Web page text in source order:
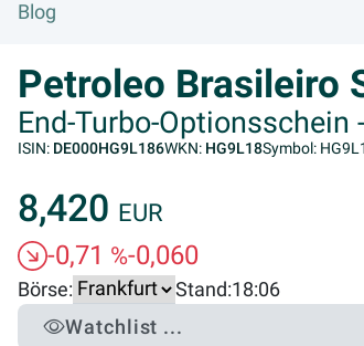
Blog
Petroleo Brasileiro
End-Turbo-Optionsschein
ISIN: DE000HG9L186WKN: HG9L18Symbol:
8,420 EUR
-0,71 %-0,060
Börse: Stand:18:06
Watchlist ...